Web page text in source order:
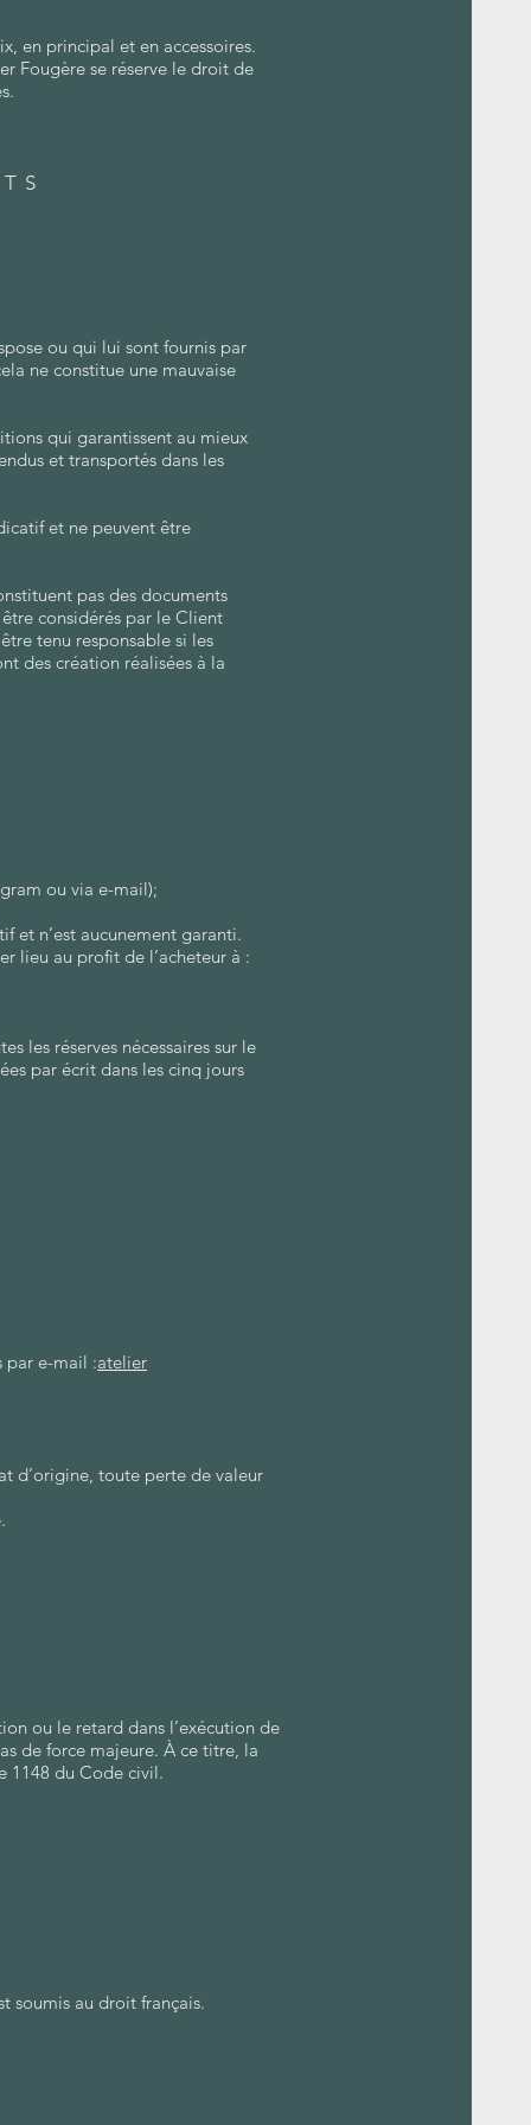
en principal et en accessoires.
Fougère se réserve le droit de
ou qui lui sont fournis par
ne constitue une mauvaise
qui garantissent au mieux
et transportés dans les
et ne peuvent être
pas des documents
considérés par le Client
tenu responsable si les
des création réalisées à la
ou via e-mail);
et n’est aucunement garanti.
lieu au profit de l’acheteur à :
les réserves nécessaires sur le
par écrit dans les cinq jours
par e-mail :atelier
d’origine, toute perte de valeur
ou le retard dans l’exécution de
de force majeure. À ce titre, la
1148 du Code civil.
soumis au droit français.